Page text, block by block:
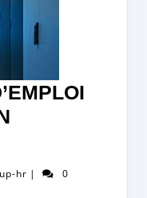
hrpngroup-
|
0